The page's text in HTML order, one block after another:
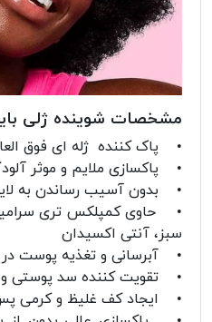
مشخصات شوینده ژلی
• پاک کننده ژله ای فوق
• پاکسازی ملایم و موثر
• بدون آسیب رساندن به
• حاوی کمپلکس تری
سبز، آنتی اکسیدان
• آبرسانی و تغذیه پوست
• تقویت کننده سد پوستی و
• ایجاد کف غلیظ و کرمی